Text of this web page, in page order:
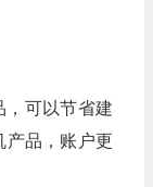
，可以节省建
产品，账户更